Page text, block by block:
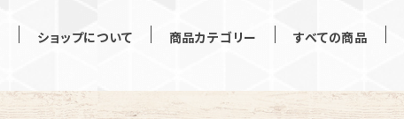
ショップについて 商品カテゴリー すべての商品